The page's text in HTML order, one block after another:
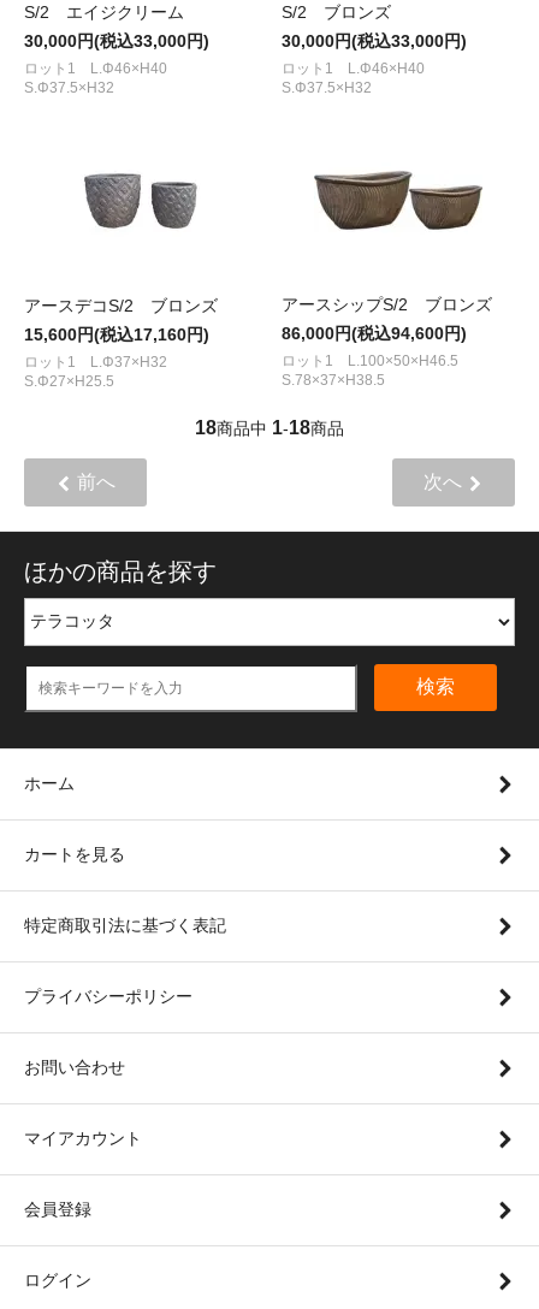
S/2 エイジクリーム
30,000円(税込33,000円)
ロット1 L.Φ46×H40
S.Φ37.5×H32
S/2 ブロンズ
30,000円(税込33,000円)
ロット1 L.Φ46×H40
S.Φ37.5×H32
アースデコS/2 ブロンズ
15,600円(税込17,160円)
ロット1 L.Φ37×H32
S.Φ27×H25.5
アースシップS/2 ブロンズ
86,000円(税込94,600円)
ロット1 L.100×50×H46.5
S.78×37×H38.5
18商品中 1-18商品
前へ 次へ
ほかの商品を探す
検索
ホーム
カートを見る
特定商取引法に基づく表記
プライバシーポリシー
お問い合わせ
マイアカウント
会員登録
ログイン